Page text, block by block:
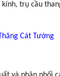
trụ cầu
Cát Tường